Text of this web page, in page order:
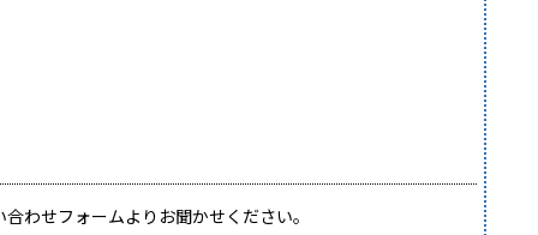
わせフォームよりお聞かせください。